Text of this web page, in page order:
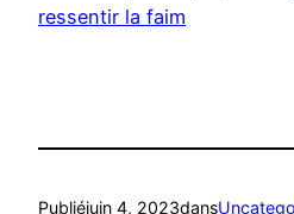
ressentir la faim
Publiéjuin 4, 2023dans